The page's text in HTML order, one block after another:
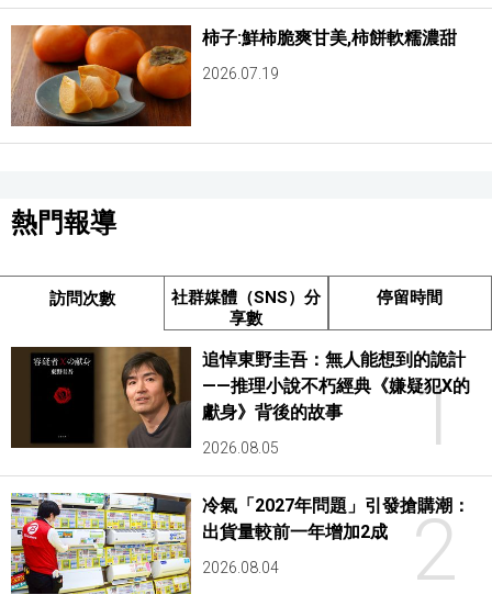
柿子:鮮柿脆爽甘美,柿餅軟糯濃甜
2026.07.19
熱門報導
訪問次數
社群媒體（SNS）分
享數
停留時間
1
追悼東野圭吾：無人能想到的詭計
——推理小說不朽經典《嫌疑犯X的
獻身》背後的故事
2026.08.05
2
冷氣「2027年問題」引發搶購潮：
出貨量較前一年增加2成
2026.08.04